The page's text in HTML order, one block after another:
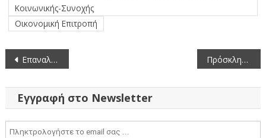
Κοινωνικής-Συνοχής
Οικονομική Επιτροπή
Πλοήγηση
άρθρων
Επαναληπτικός Ηλεκτρονικός Τακτικός Ανοικτός Διαγωνισμός για την ανάδειξη προμηθευτών πετρελαιοειδών 2017 Πρόσκληση σε συνεδρίαση του Περιφερειακού Συμβουλίου Δυτικής Μακεδονίας (21-12-2016)
Εγγραφή στο Newsletter